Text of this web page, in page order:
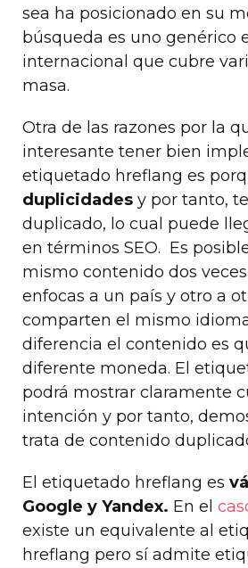
sea ha posicionado en su
búsqueda es uno genérico
internacional que cubre
masa.
Otra de las razones por la
interesante tener bien
etiquetado hreflang es
duplicidades y por tanto,
duplicado, lo cual puede
en términos SEO. Es
mismo contenido dos
enfocas a un país y otro a
comparten el mismo
diferencia el contenido es
diferente moneda. El
podrá mostrar claramente
intención y por tanto,
trata de contenido
El etiquetado hreflang es
Google y Yandex. En el
existe un equivalente al
hreflang pero sí admite